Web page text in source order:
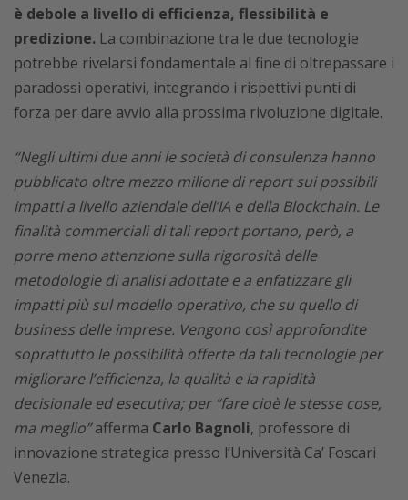
è debole a livello di efficienza, flessibilità e
predizione. La combinazione tra le due tecnologie
potrebbe rivelarsi fondamentale al fine di oltrepassare i
paradossi operativi, integrando i rispettivi punti di
forza per dare avvio alla prossima rivoluzione digitale.
“Negli ultimi due anni le società di consulenza hanno
pubblicato oltre mezzo milione di report sui possibili
impatti a livello aziendale dell’IA e della Blockchain. Le
finalità commerciali di tali report portano, però, a
porre meno attenzione sulla rigorosità delle
metodologie di analisi adottate e a enfatizzare gli
impatti più sul modello operativo, che su quello di
business delle imprese. Vengono così approfondite
soprattutto le possibilità offerte da tali tecnologie per
migliorare l’efficienza, la qualità e la rapidità
decisionale ed esecutiva; per “fare cioè le stesse cose,
ma meglio”afferma Carlo Bagnoli, professore di
innovazione strategica presso l’Università Ca’ Foscari
Venezia.